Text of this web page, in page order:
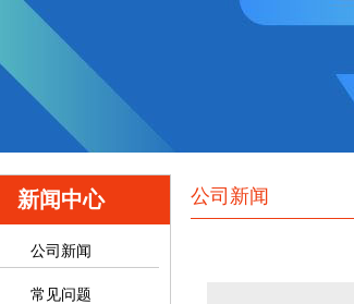
新闻中心
公司新闻
常见问题
公司新闻